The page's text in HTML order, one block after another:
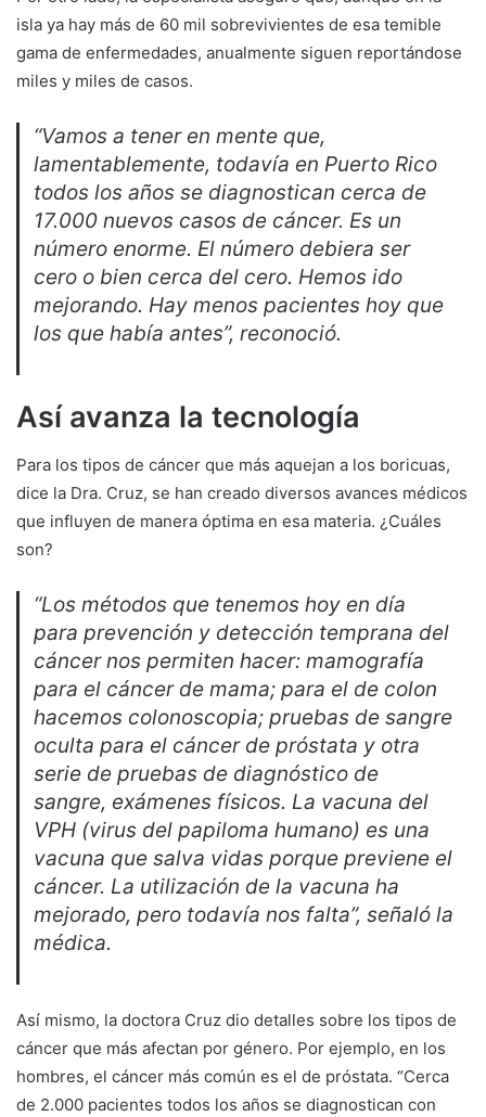
isla ya hay más de 60 mil sobrevivientes de esa temible
gama de enfermedades, anualmente siguen reportándose
miles y miles de casos.
“Vamos a tener en mente que,
lamentablemente, todavía en Puerto Rico
todos los años se diagnostican cerca de
17.000 nuevos casos de cáncer. Es un
número enorme. El número debiera ser
cero o bien cerca del cero. Hemos ido
mejorando. Hay menos pacientes hoy que
los que había antes”, reconoció.
Así avanza la tecnología
Para los tipos de cáncer que más aquejan a los boricuas,
dice la Dra. Cruz, se han creado diversos avances médicos
que influyen de manera óptima en esa materia. ¿Cuáles
son?
“Los métodos que tenemos hoy en día
para prevención y detección temprana del
cáncer nos permiten hacer: mamografía
para el cáncer de mama; para el de colon
hacemos colonoscopia; pruebas de sangre
oculta para el cáncer de próstata y otra
serie de pruebas de diagnóstico de
sangre, exámenes físicos. La vacuna del
VPH (virus del papiloma humano) es una
vacuna que salva vidas porque previene el
cáncer. La utilización de la vacuna ha
mejorado, pero todavía nos falta”, señaló la
médica.
Así mismo, la doctora Cruz dio detalles sobre los tipos de
cáncer que más afectan por género. Por ejemplo, en los
hombres, el cáncer más común es el de próstata. “Cerca
de 2.000 pacientes todos los años se diagnostican con